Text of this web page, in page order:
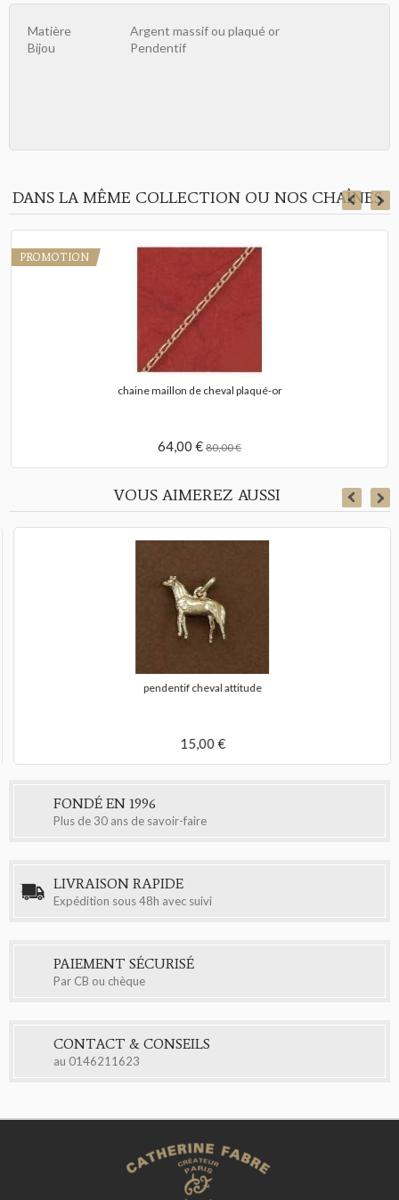
Matière
Argent massif ou plaqué or
Bijou
Pendentif
DANS LA MÊME COLLECTION OU NOS CHAÎNES
PROMOTION
chaine maillon de cheval plaqué-or
64,00 € 80,00 €
VOUS AIMEREZ AUSSI
pendentif cheval attitude
15,00 €
FONDÉ EN 1996
Plus de 30 ans de savoir-faire
LIVRAISON RAPIDE
Expédition sous 48h avec suivi
PAIEMENT SÉCURISÉ
Par CB ou chèque
CONTACT & CONSEILS
au 0146211623